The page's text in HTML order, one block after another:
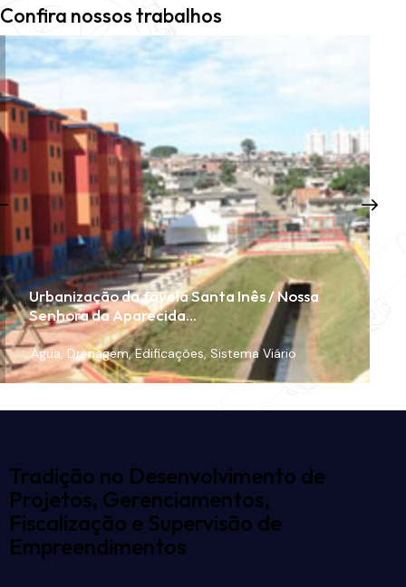
Confira nossos trabalhos
Urbanização da favela Santa Inês / Nossa
Senhora da Aparecida…
Água, Drenagem,Edificações, Sistema Viário
Tradição no Desenvolvimento de
Projetos, Gerenciamentos,
Fiscalização e Supervisão de
Empreendimentos